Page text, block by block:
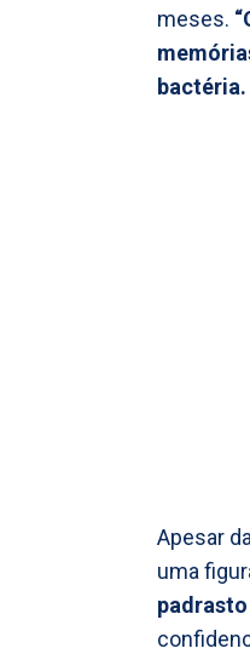
meses.
Apesar
uma